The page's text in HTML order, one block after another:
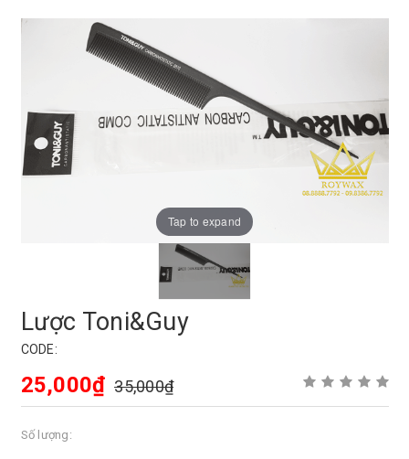
Tap to expand
Lược Toni&Guy
CODE:
25,000₫ 35,000₫
Số lượng: